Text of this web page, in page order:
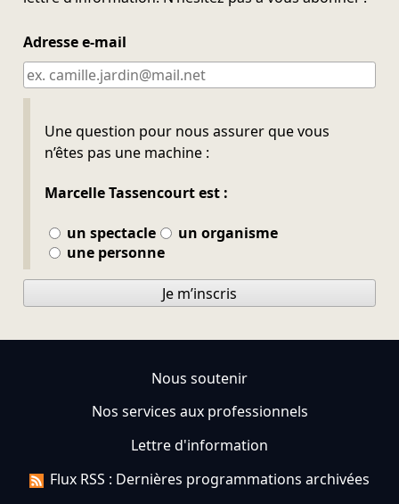
Adresse e-mail
Une question pour nous assurer que vous
n’êtes pas une machine :
Marcelle Tassencourt est :
un spectacle
un organisme
une personne
Ne pas remplir
Je m’inscris
Nous soutenir
Nos services aux professionnels
Lettre d'information
Flux RSS : Dernières programmations archivées